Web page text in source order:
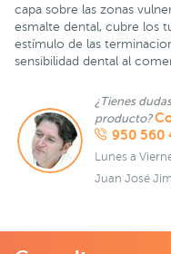
capa sobre las zonas
esmalte dental, cubre los
estímulo de las
sensibilidad dental al
¿Tienes
producto?
950 560
Lunes a
Juan José